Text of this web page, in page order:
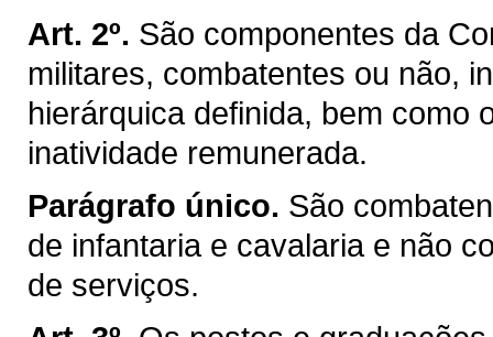
Art. 2º. São componentes da
militares, combatentes ou não,
hierárquica definida, bem como
inatividade remunerada.
Parágrafo único. São
de infantaria e cavalaria e não
de serviços.